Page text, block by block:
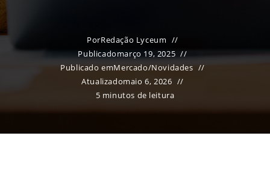
PorRedação Lyceum
Publicadomarço 19, 2025
Publicado emMercado/Novidades
Atualizadomaio 6, 2026
5 minutos de leitura